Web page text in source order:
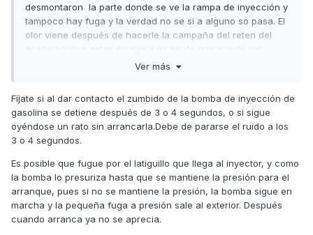
desmontaron la parte donde se ve la rampa de inyección y
tampoco hay fuga y la verdad no se si a alguno so pasa. El
olor viene después de hacerle la campaña del reten del
aceite porque antes no olía y no se de que puede ser.
Ver más
Fíjate si al dar contacto el zumbido de la bomba de inyección de
gasolina se detiene después de 3 o 4 segundos, o si sigue
oyéndose un rato sin arrancarla.Debe de pararse el ruido a los
3 o 4 segundos.
Es posible que fugue por el latiguillo que llega al inyector, y como
la bomba lo presuriza hasta que se mantiene la presión para el
arranque, pues si no se mantiene la presión, la bomba sigue en
marcha y la pequeña fuga a presión sale al exterior. Después
cuando arranca ya no se aprecia.